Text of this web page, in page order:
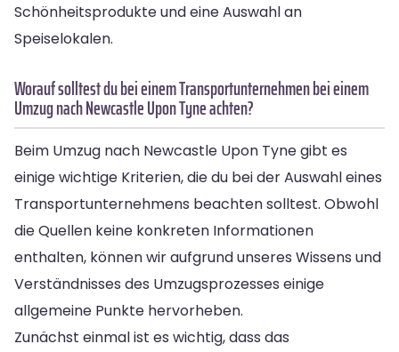
Schönheitsprodukte und eine Auswahl an
Speiselokalen.
Worauf solltest du bei einem Transportunternehmen bei einem
Umzug nach Newcastle Upon Tyne achten?
Beim Umzug nach Newcastle Upon Tyne gibt es
einige wichtige Kriterien, die du bei der Auswahl eines
Transportunternehmens beachten solltest. Obwohl
die Quellen keine konkreten Informationen
enthalten, können wir aufgrund unseres Wissens und
Verständnisses des Umzugsprozesses einige
allgemeine Punkte hervorheben.
Zunächst einmal ist es wichtig, dass das